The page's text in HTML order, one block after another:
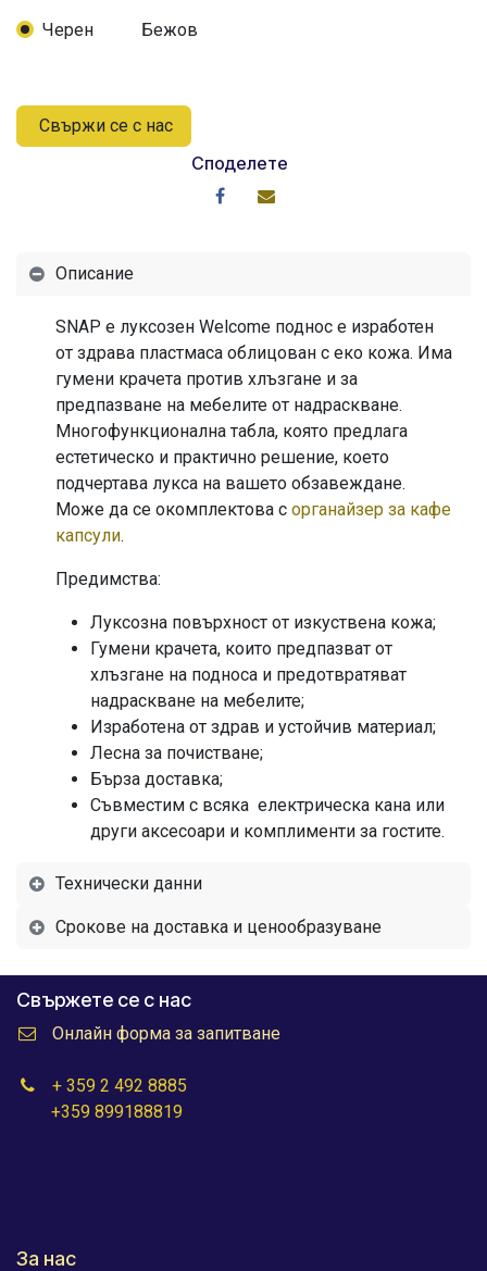
Черен Бежов
Свържи се с нас
Споделете
Описание
SNAP е луксозен Welcome поднос е изработен
от здрава пластмаса облицован с еко кожа. Има
гумени крачета против хлъзгане и за
предпазване на мебелите от надраскване.
Многофункционална табла, която предлага
естетическо и практично решение, което
подчертава лукса на вашето обзавеждане.
Може да се окомплектова с органайзер за кафе
капсули.
Предимства:
Луксозна повърхност от изкуствена кожа;
Гумени крачета, които предпазват от
хлъзгане на подноса и предотвратяват
надраскване на мебелите;
Изработена от здрав и устойчив материал;
Лесна за почистване;
Бърза доставка;
Съвместим с всяка електрическа кана или
други аксесоари и комплименти за гостите.
Технически данни
Срокове на доставка и ценообразуване
Свържете се с нас
Онлайн форма за запитване
+ 359 2 492 8885
+359 899188819
За нас